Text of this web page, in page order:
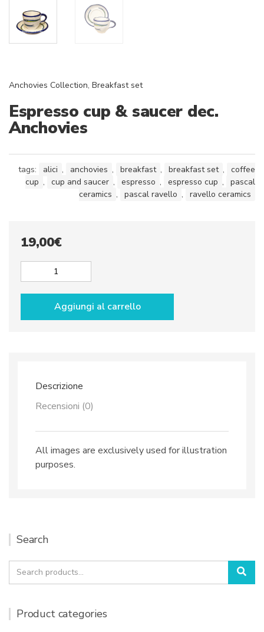
Anchovies Collection, Breakfast set
Espresso cup & saucer dec.
Anchovies
tags: alici , anchovies , breakfast , breakfast set ,
coffee
cup , cup and saucer , espresso , espresso cup ,
pascal
ceramics , pascal ravello , ravello ceramics
19,00€
Espresso
dec.
Aggiungi al carrello
Descrizione
Recensioni (0)
All images are exclusively used for illustration
purposes.
Search
Search
for:
Product categories